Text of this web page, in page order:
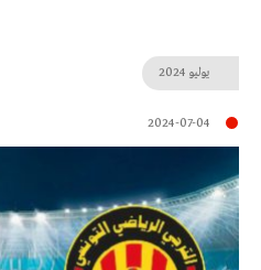
يوليو 2024
2024-07-04